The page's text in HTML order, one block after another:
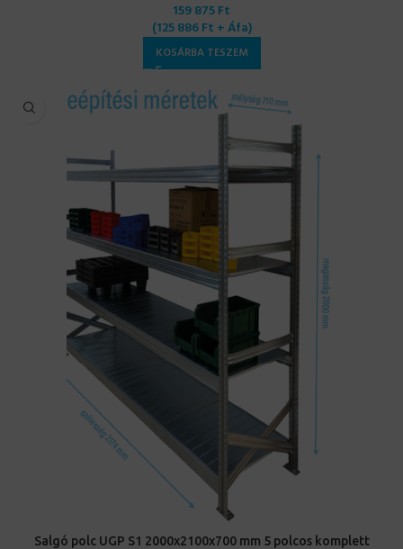
159 875Ft
(125 886Ft + Áfa)
KOSÁRBA TESZEM
Salgó polc UGP S1 2000x2100x700 mm 5 polcos komplett